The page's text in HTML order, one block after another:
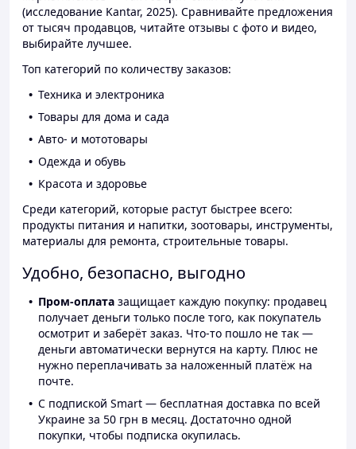
(исследование Kantar, 2025). Сравнивайте предложения
от тысяч продавцов, читайте отзывы с фото и видео,
выбирайте лучшее.
Топ категорий по количеству заказов:
Техника и электроника
Товары для дома и сада
Авто- и мототовары
Одежда и обувь
Красота и здоровье
Среди категорий, которые растут быстрее всего:
продукты питания и напитки, зоотовары, инструменты,
материалы для ремонта, строительные товары.
Удобно, безопасно, выгодно
Пром-оплата защищает каждую покупку: продавец
получает деньги только после того, как покупатель
осмотрит и заберёт заказ. Что-то пошло не так —
деньги автоматически вернутся на карту. Плюс не
нужно переплачивать за наложенный платёж на
почте.
С подпиской Smart — бесплатная доставка по всей
Украине за 50 грн в месяц. Достаточно одной
покупки, чтобы подписка окупилась.